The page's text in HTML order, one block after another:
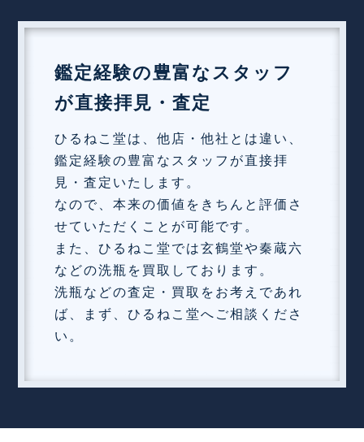
鑑定経験の豊富なスタッフ
が直接拝見・査定
ひるねこ堂は、他店・他社とは違い、
鑑定経験の豊富なスタッフが直接拝
見・査定いたします。
なので、本来の価値をきちんと評価さ
せていただくことが可能です。
また、ひるねこ堂では玄鶴堂や秦蔵六
などの洗瓶を買取しております。
洗瓶などの査定・買取をお考えであれ
ば、まず、ひるねこ堂へご相談くださ
い。